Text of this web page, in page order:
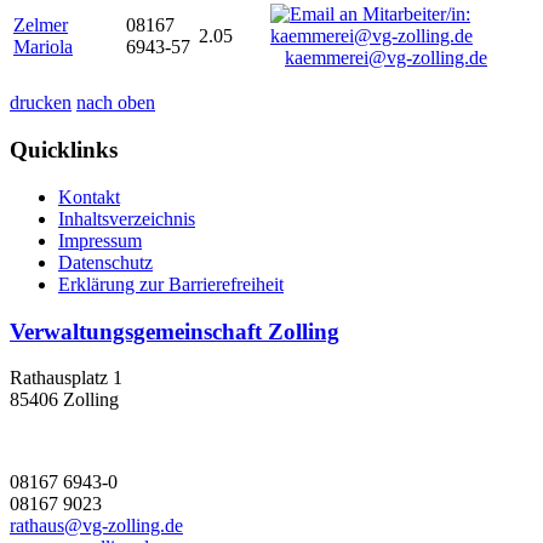
Zelmer
Mariola
08167
6943-57
2.05
kaemmerei@vg-zolling.de
drucken nach oben
Quicklinks
Kontakt
Inhaltsverzeichnis
Impressum
Datenschutz
Erklärung zur Barrierefreiheit
Verwaltungsgemeinschaft Zolling
Rathausplatz 1
85406 Zolling
08167 6943-0
08167 9023
rathaus@vg-zolling.de